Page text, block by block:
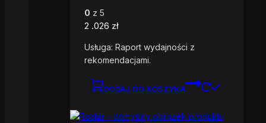
0 z 5
2 .026 zł
Usługa: Raport wydajności z
rekomendacjami.
DODAJ DO KOSZYKA